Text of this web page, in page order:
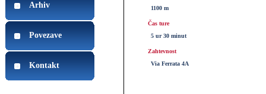
Arhiv
Povezave
Kontakt
1100 m
Čas ture
5 ur 30 minut
Zahtevnost
Via Ferrata 4A